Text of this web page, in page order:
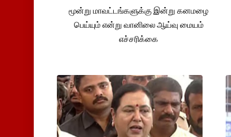
மூன்று மாவட்டங்களுக்கு இன்று கனமழை
பெய்யும் என்று வானிலை ஆய்வு மையம்
எச்சரிக்கை